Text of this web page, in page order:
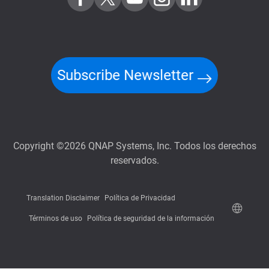
Subscribe Newsletter
Copyright ©2026 QNAP Systems, Inc. Todos los derechos
reservados.
Translation Disclaimer Política de Privacidad
Términos de uso Política de seguridad de la información